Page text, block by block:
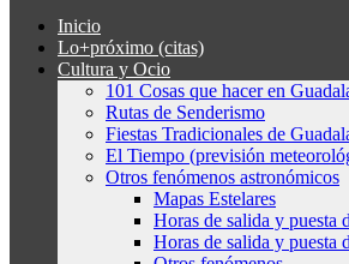
Inicio
Lo+próximo (citas)
Cultura y Ocio
101 Cosas que hacer en
Rutas de Senderismo
Fiestas Tradicionales de
El Tiempo (previsión
Otros fenómenos astronómicos
Mapas Estelares
Horas de salida y puesta
Horas de salida y puesta